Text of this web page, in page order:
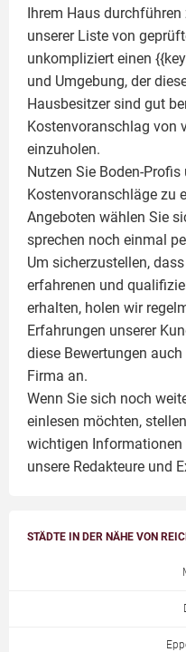
Ihrem Haus
unserer Liste von
unkompliziert einen
und Umgebung, der
Hausbesitzer sind gut
Kostenvoranschlag von
einzuholen.
Nutzen Sie Boden-
Kostenvoranschläge zu
Angeboten wählen Sie
sprechen noch einmal
Um sicherzustellen,
erfahrenen und
erhalten, holen wir
Erfahrungen unserer
diese Bewertungen
Firma an.
Wenn Sie sich noch
einlesen möchten,
wichtigen Informationen
unsere Redakteure und
STÄDTE IN DER NÄHE VON